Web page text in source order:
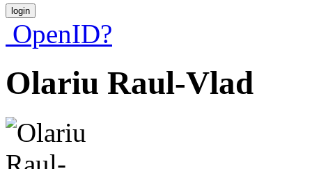
OpenID?
Olariu Raul-Vlad